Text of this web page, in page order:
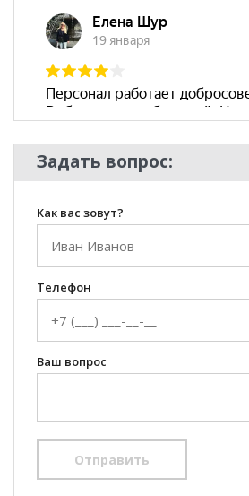
Съёмный чехол
нет
Декоративные
подушки
Стиль
Современный
Комната
Гостиная
Задать вопрос:
Как вас зовут?
Телефон
Ваш вопрос
Отправить